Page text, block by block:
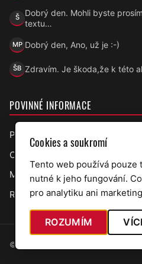
ŠŠárka
Dobrý den. Mohli byste
textu…
MP
Marek Přecechtěl
Dobrý den, Ano, už je :-)
ŠBŠárka B.
Zdravím. Je škoda,že k této
POVINNÉ INFORMACE
Prohlášení o přístupnosti
Ochrana osobních údajů
Mapa webu
RSS úřední deska
© 2026 Obec Bělov · web v7.5.97
Cookies a soukromí
Tento web používá pouze
nutné k jeho fungování.
pro analytiku ani
ROZUMÍM